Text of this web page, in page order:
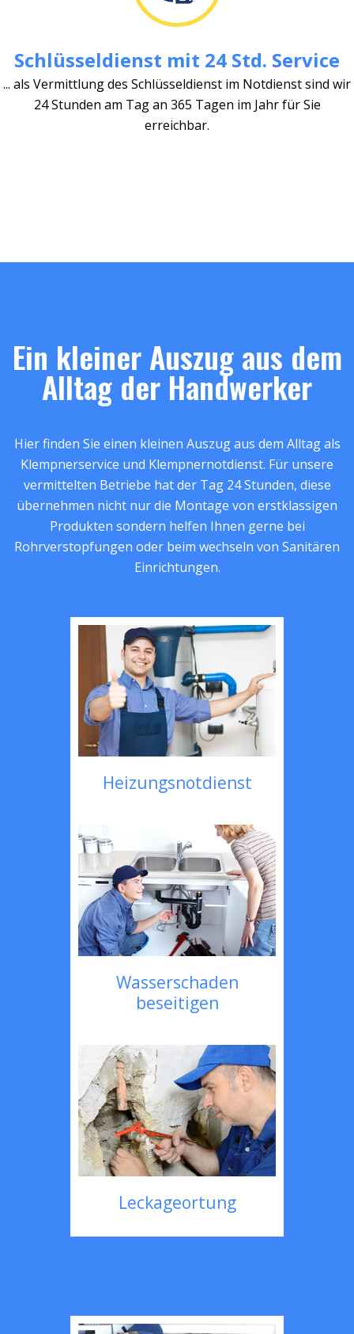
Schlüsseldienst mit 24 Std. Service
... als Vermittlung des Schlüsseldienst im Notdienst sind wir
24 Stunden am Tag an 365 Tagen im Jahr für Sie
erreichbar.
Ein kleiner Auszug aus dem
Alltag der Handwerker
Hier finden Sie einen kleinen Auszug aus dem Alltag als
Klempnerservice und Klempnernotdienst. Für unsere
vermittelten Betriebe hat der Tag 24 Stunden, diese
übernehmen nicht nur die Montage von erstklassigen
Produkten sondern helfen Ihnen gerne bei
Rohrverstopfungen oder beim wechseln von Sanitären
Einrichtungen.
Heizungsnotdienst
Wasserschaden
beseitigen
Leckageortung